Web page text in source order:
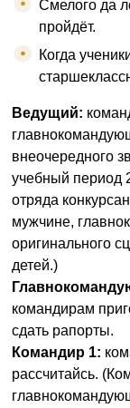
Смелого да
пройдёт.
Когда
Ведущий:
внеочередного
учебный период
отряда
мужчине,
оригинального
детей.)
командирам
сдать рапорты.
Командир 1:
рассчитайсь.